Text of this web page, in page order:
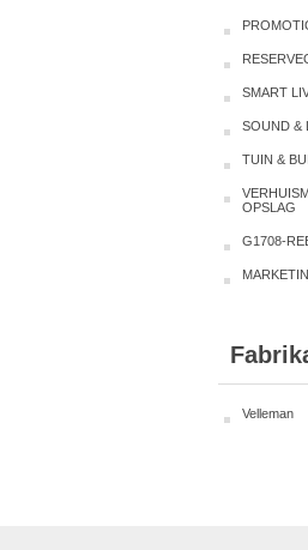
SMART
SOUND &
TUIN &
OPSLAG
G1708-
Velleman